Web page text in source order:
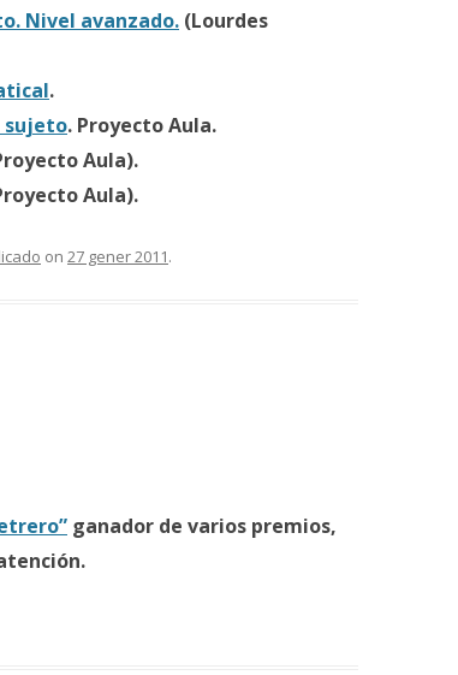
Nivel avanzado. (Lourdes
.
sujeto. Proyecto Aula.
Aula).
Aula).
on 27 gener 2011.
ganador de varios premios,